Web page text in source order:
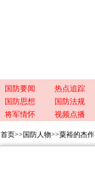
国防要闻 热点追踪
国防思想 国防法规
将军情怀 视频点播
首页>> 国防人物>>粟裕的杰作